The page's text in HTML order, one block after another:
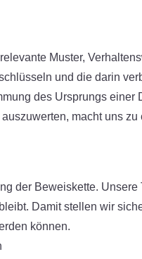
Muster,
und die darin
des Ursprungs
macht uns
der Beweiskette.
Damit stellen wir
können.